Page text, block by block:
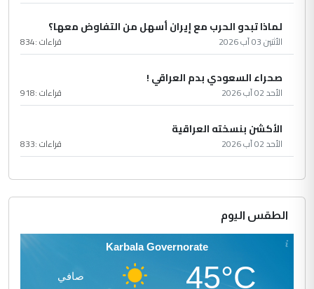
لماذا تبدو الحرب مع إيران أسهل من التفاوض معها؟
الأثنين 03 آب 2026 قراءات :834
صحراء السعودي بدم العراقي !
الأحد 02 آب 2026 قراءات :918
الأكشن بنسخته العراقية
الأحد 02 آب 2026 قراءات :833
الطقس اليوم
Karbala Governorate
45°C صافي